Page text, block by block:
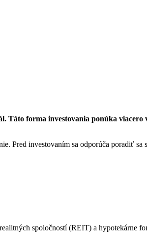
Táto forma investovania ponúka
Pred investovaním sa odporúča poradiť sa
spoločností (REIT) a hypotekárne